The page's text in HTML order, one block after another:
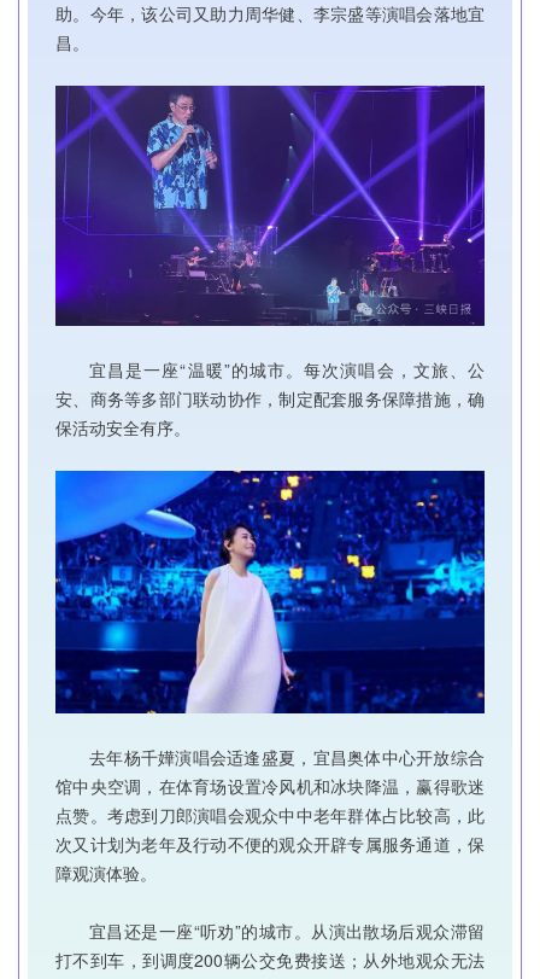
助。今年，该公司又助力周华健、李宗盛等演唱会落地宜
昌。
宜昌是一座“温暖”的城市。每次演唱会，文旅、公
安、商务等多部门联动协作，制定配套服务保障措施，确
保活动安全有序。
去年杨千嬅演唱会适逢盛夏，宜昌奥体中心开放综合
馆中央空调，在体育场设置冷风机和冰块降温，赢得歌迷
点赞。考虑到刀郎演唱会观众中中老年群体占比较高，此
次又计划为老年及行动不便的观众开辟专属服务通道，保
障观演体验。
宜昌还是一座“听劝”的城市。从演出散场后观众滞留
打不到车，到调度200辆公交免费接送；从外地观众无法